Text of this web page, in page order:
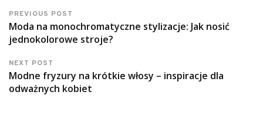
PREVIOUS POST
Moda na monochromatyczne stylizacje: Jak nosić
jednokolorowe stroje?
NEXT POST
Modne fryzury na krótkie włosy – inspiracje dla
odważnych kobiet